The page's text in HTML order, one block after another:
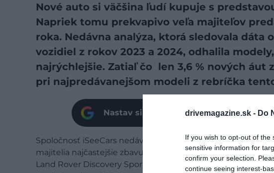
drivemagazine.sk - Do
If you wish to opt-out of
sensitive information for
confirm your selection.
continue seeing interest-
Nové auto si väčšina ľudí kupuje s
Napriek tomu prekvapivo veľa majiteľov
roka. Nedávna analýza, ktorá sledovala dáta
vozidiel z rokov 2023 a 2024, odhalila
najrýchlejšie. Zatiaľ čo len 3,6 % nových áut
pri najpredávanejšom modeli z rebríčka
Nastav si našu stránku ako
Spoločnosť iSeeCars nedávno zverejnilaanalýzu , ktorá
majitelia najčastejšie zbavujú už v priebehu prvého roka
Land Rover Discovery Sport – až traja z desiatich majiteľov